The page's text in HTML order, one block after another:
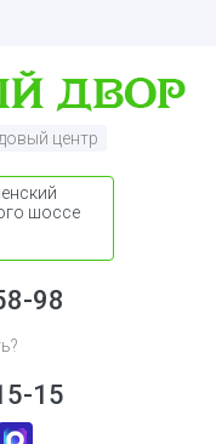
центр
шоссе
98
15